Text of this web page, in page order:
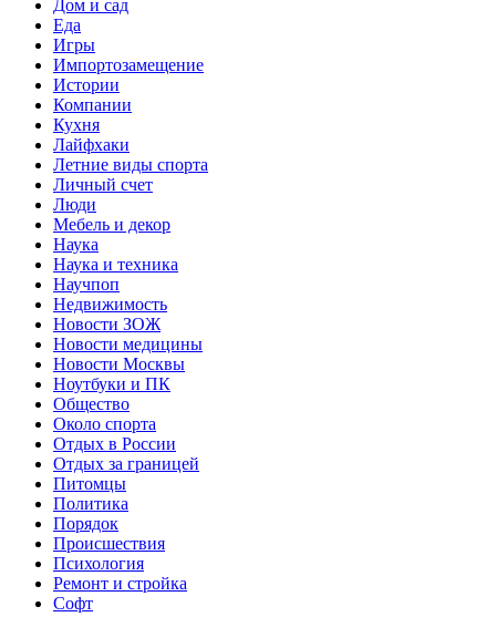
Дом и сад
Еда
Игры
Импортозамещение
Истории
Компании
Кухня
Лайфхаки
Летние виды спорта
Личный счет
Люди
Мебель и декор
Наука
Наука и техника
Научпоп
Недвижимость
Новости ЗОЖ
Новости медицины
Новости Москвы
Ноутбуки и ПК
Общество
Около спорта
Отдых в России
Отдых за границей
Питомцы
Политика
Порядок
Происшествия
Психология
Ремонт и стройка
Софт